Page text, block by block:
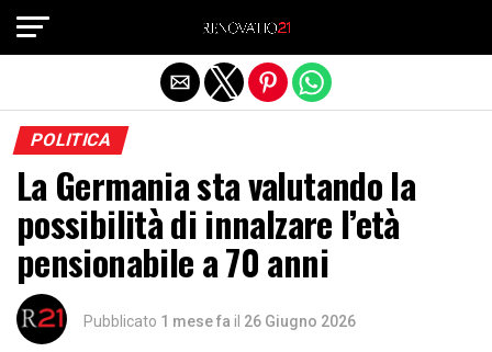
POLITICA
La Germania sta valutando la
possibilità di innalzare l’età
pensionabile a 70 anni
Pubblicato 1 mese fa il 26 Giugno 2026
Exit mobile version